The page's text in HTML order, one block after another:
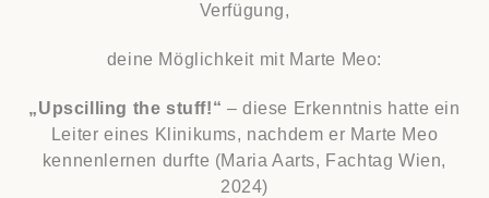
Verfügung,
deine Möglichkeit mit Marte Meo:
„Upscilling the stuff!“ – diese Erkenntnis hatte ein
Leiter eines Klinikums, nachdem er Marte Meo
kennenlernen durfte (Maria Aarts, Fachtag Wien,
2024)